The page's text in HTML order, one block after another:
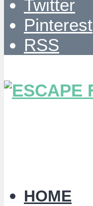
Twitter
Pinterest
RSS
HOME